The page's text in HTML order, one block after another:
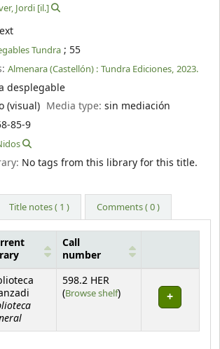
Jordi [il.]
Tundra ; 55
Almenara (Castellón) : Tundra Ediciones, 2023.
desplegable
(visual) Media type:sin mediación
85-9
No tags from this library for this title.
Title notes ( 1 ) Comments ( 0 )
Call
number
598.2 HER
(Browse shelf(Opens below)
)